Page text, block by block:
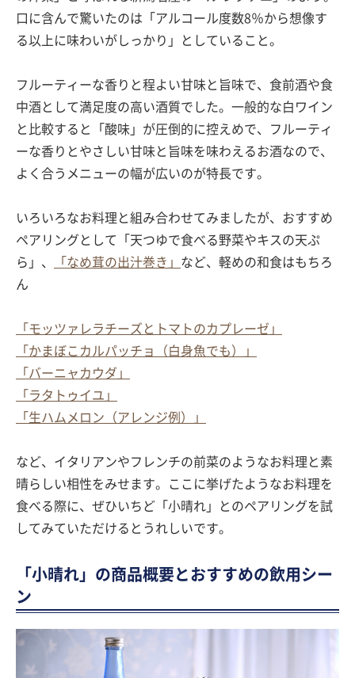
口に含んで驚いたのは「アルコール度数8％から想像す
る以上に味わいがしっかり」としていること。
フルーティーな香りと程よい甘味と旨味で、食前酒や食
中酒として満足度の高い酒質でした。一般的な白ワイン
と比較すると「酸味」が圧倒的に控えめで、フルーティ
ーな香りとやさしい甘味と旨味を味わえるお酒なので、
よく合うメニューの幅が広いのが特長です。
いろいろなお料理と組み合わせてみましたが、おすすめ
ペアリングとして「天つゆで食べる野菜やキスの天ぷ
ら」、
「なめ茸の出汁巻き」 など、軽めの和食はもちろ
ん
「モッツァレラチーズとトマトのカプレーゼ」
「かまぼこカルパッチョ（白身魚でも）」
「バーニャカウダ」
「ラタトゥイユ」
「生ハムメロン（アレンジ例）」
など、イタリアンやフレンチの前菜のようなお料理と素
晴らしい相性をみせます。ここに挙げたようなお料理を
食べる際に、ぜひいちど「小晴れ」とのペアリングを試
してみていただけるとうれしいです。
「小晴れ」の商品概要とおすすめの飲用シー
ン